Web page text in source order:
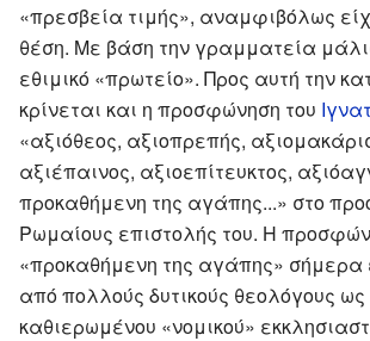
«πρεσβεία τιμής», αναμφιβόλως
θέση. Με βάση την γραμματεία
εθιμικό «πρωτείο». Προς αυτή την
κρίνεται και η προσφώνηση του
«αξιόθεος, αξιοπρεπής,
αξιέπαινος, αξιοεπίτευκτος,
προκαθήμενη της αγάπης...» στο
Ρωμαίους επιστολής του. Η
«προκαθήμενη της αγάπης» σήμερα
από πολλούς δυτικούς θεολόγους
καθιερωμένου «νομικού»